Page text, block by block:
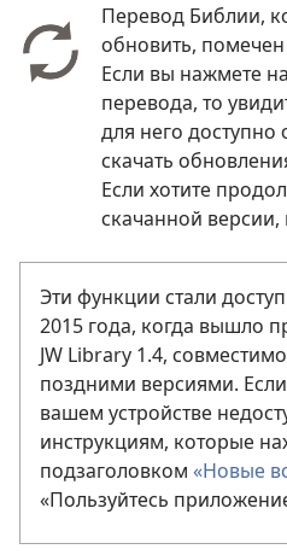
Перевод Библии,
обновить,
Если вы нажмете
перевода, то
для него
скачать
Если хотите
скачанной
Эти функции стали
2015 года, когда вышло
JW Library 1.4,
поздними версиями.
вашем устройстве
инструкциям, которые
подзаголовком «Новые
«Пользуйтесь